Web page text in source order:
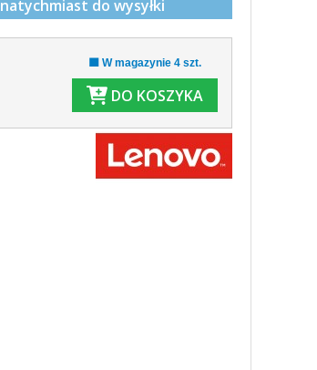
natychmiast do wysyłki
🟩 W magazynie 4 szt.
DO KOSZYKA